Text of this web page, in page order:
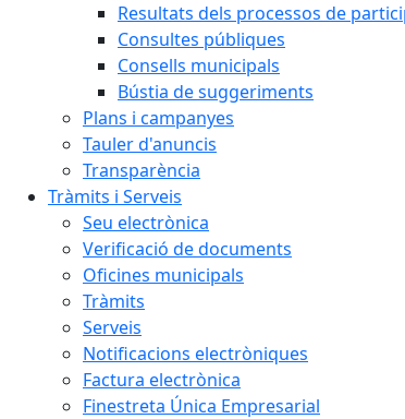
Resultats dels processos de
Consultes públiques
Consells municipals
Bústia de suggeriments
Plans i campanyes
Tauler d'anuncis
Transparència
Tràmits i Serveis
Seu electrònica
Verificació de documents
Oficines municipals
Tràmits
Serveis
Notificacions electròniques
Factura electrònica
Finestreta Única Empresarial